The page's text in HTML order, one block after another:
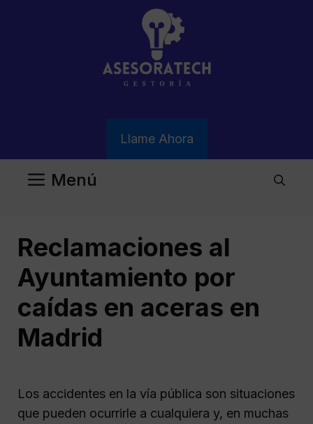
Llame Ahora
Menú
Reclamaciones al
Ayuntamiento por
caídas en aceras en
Madrid
Los accidentes en la vía pública son situaciones
que pueden ocurrirle a cualquiera y, en muchas